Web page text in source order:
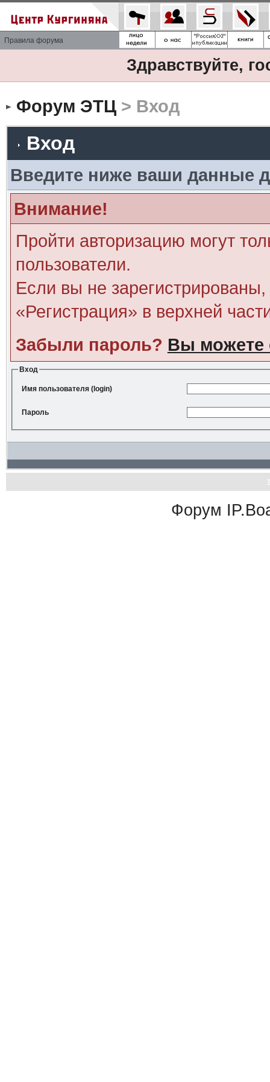
Правила форума
Здравствуйте,
Форум ЭТЦ> Вход
Вход
Введите ниже ваши данные
Внимание!
Пройти авторизацию могут
пользователи.
Если вы не
«Регистрация» в верхней
Забыли пароль? Вы можете
Вход
Имя пользователя (login)
Пароль
Форум